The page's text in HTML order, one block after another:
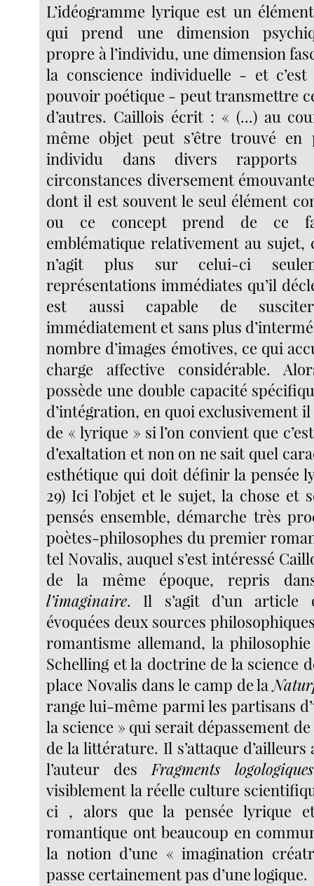
L’idéogramme lyrique est un
qui prend une dimension
propre à l’individu, une dimension
la conscience individuelle - et
pouvoir poétique - peut transmettre
d’autres. Caillois écrit : « (...) au
même objet peut s’être trouvé en
individu dans divers
circonstances diversement
dont il est souvent le seul élément
ou ce concept prend de ce
emblématique relativement au sujet,
n’agit plus sur celui-ci
représentations immédiates qu’il
est aussi capable de
immédiatement et sans plus
nombre d’images émotives, ce qui
charge affective considérable.
possède une double capacité
d’intégration, en quoi exclusivement
de « lyrique » si l’on convient que
d’exaltation et non on ne sait quel
esthétique qui doit définir la pensée
29) Ici l’objet et le sujet, la chose et
pensés ensemble, démarche très
poètes-philosophes du premier
tel Novalis, auquel s’est intéressé
de la même époque, repris
l’imaginaire. Il s’agit d’un article
évoquées deux sources
romantisme allemand, la
Schelling et la doctrine de la science
place Novalis dans le camp de la
range lui-même parmi les partisans
la science » qui serait dépassement
de la littérature. Il s’attaque d’ailleurs
l’auteur desFragments logologiques
visiblement la réelle culture
ci , alors que la pensée lyrique
romantique ont beaucoup en
la notion d’une « imagination
passe certainement pas d’une logique.